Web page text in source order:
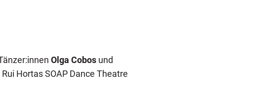
Olga Cobos und
Hortas SOAP Dance Theatre